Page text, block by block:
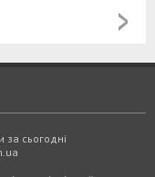
за сьогодні